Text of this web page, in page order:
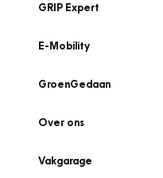
GRIP Expert
E-Mobility
GroenGedaan
Over ons
Vakgarage